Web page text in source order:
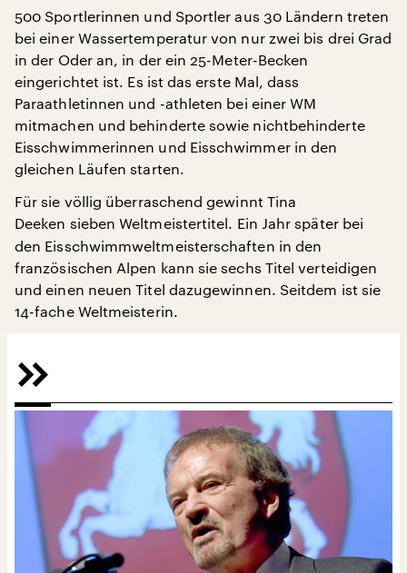
500 Sportlerinnen und Sportler aus 30 Ländern treten
bei einer Wassertemperatur von nur zwei bis drei Grad
in der Oder an, in der ein 25-Meter-Becken
eingerichtet ist. Es ist das erste Mal, dass
Paraathletinnen und -athleten bei einer WM
mitmachen und behinderte sowie nichtbehinderte
Eisschwimmerinnen und Eisschwimmer in den
gleichen Läufen starten.
Für sie völlig überraschend gewinnt Tina
Deeken sieben Weltmeistertitel. Ein Jahr später bei
den Eisschwimmweltmeisterschaften in den
französischen Alpen kann sie sechs Titel verteidigen
und einen neuen Titel dazugewinnen. Seitdem ist sie
14-fache Weltmeisterin.